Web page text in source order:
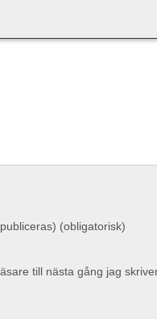
(obligatorisk)
till nästa gång jag